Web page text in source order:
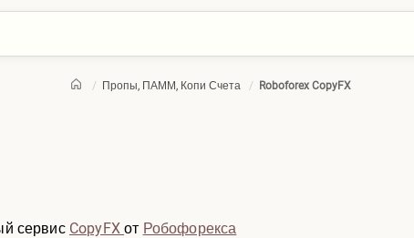
/ Пропы, ПАММ, Копи Счета / Roboforex CopyFX
сервис CopyFXот Робофорекса